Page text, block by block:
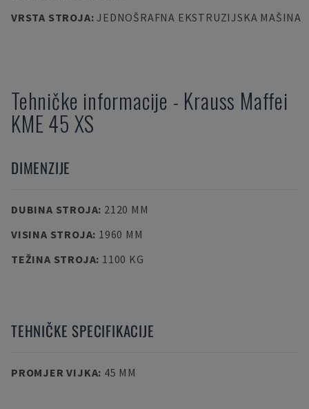
VRSTA STROJA:JEDNOŠRAFNA EKSTRUZIJSKA MAŠINA
Tehničke informacije - Krauss Maffei
KME 45 XS
DIMENZIJE
DUBINA STROJA: 2120 MM
VISINA STROJA: 1960 MM
TEŽINA STROJA: 1100 KG
TEHNIČKE SPECIFIKACIJE
PROMJER VIJKA: 45 MM